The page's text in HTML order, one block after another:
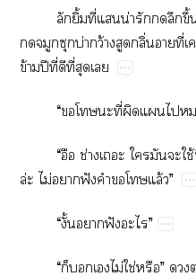
​ิ้​ี่​​น่​​​​ึ้
​​​บ่​ว้​​ิ่​​ี่​
ข้​ปี​ี่​​ี่​​
“​​​​ี่​
“​​ช่​​​​​
ล่​ไม่​​ฟั​​​​ล้”
“ั้​​ฟั​”
“​​​​ไม่​ใช่​